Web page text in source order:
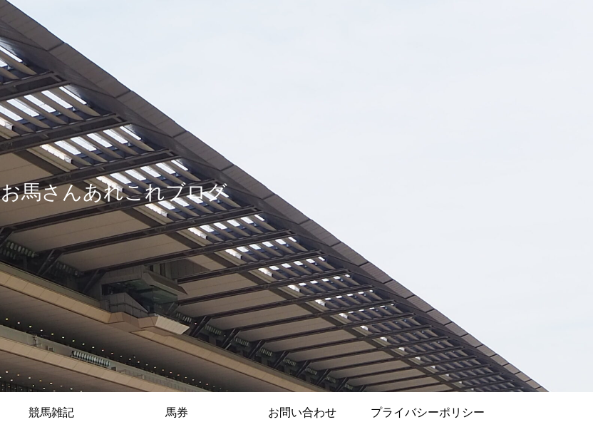
お馬さんあれこれブログ
競馬雑記 馬券 お問い合わせ プライバシーポリシー